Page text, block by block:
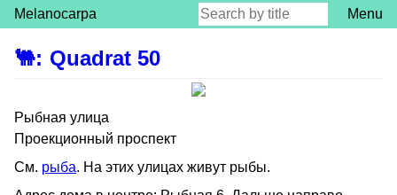
Melanocarpa Menu
🐫: Quadrat 50
Рыбная улица
Проекционный проспект
См. рыба. На этих улицах живут рыбы.